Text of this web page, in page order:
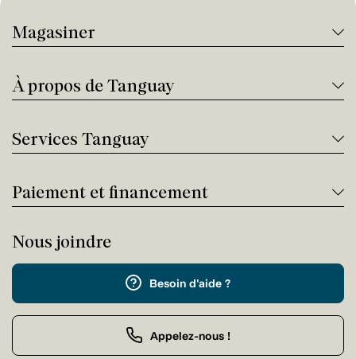
Magasiner
À propos de Tanguay
Services Tanguay
Paiement et financement
Nous joindre
Besoin d'aide ?
Appelez-nous !